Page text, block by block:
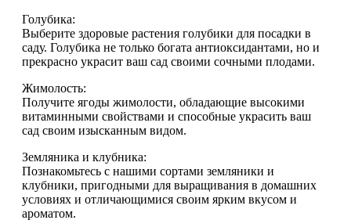
Голубика:
Выберите здоровые растения голубики для посадки в
саду. Голубика не только богата антиоксидантами, но и
прекрасно украсит ваш сад своими сочными плодами.
Жимолость:
Получите ягоды жимолости, обладающие высокими
витаминными свойствами и способные украсить ваш
сад своим изысканным видом.
Земляника и клубника:
Познакомьтесь с нашими сортами земляники и
клубники, пригодными для выращивания в домашних
условиях и отличающимися своим ярким вкусом и
ароматом.